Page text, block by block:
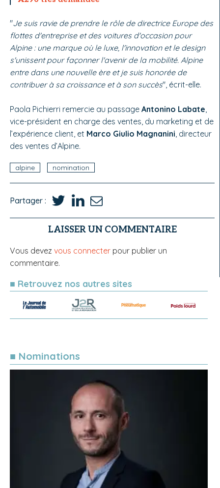
"Je suis ravie de prendre le rôle de directrice Europe des
flottes d'entreprise et des voitures d'occasion pour
Alpine : une marque où le luxe, l'innovation et le design
s'unissent pour façonner l'avenir de la mobilité. Alpine
entre dans une nouvelle ère et je suis honorée de
contribuer à sa croissance et à son succès", écrit-elle.
Paola Pichierri remercie au passage Antonino Labate,
vice-président en charge des ventes, du marketing et de
l’expérience client, et Marco Giulio Magnanini, directeur
des ventes d’Alpine.
alpine nomination
Partager :
LAISSER UN COMMENTAIRE
Vous devez vous connecter pour publier un
commentaire.
■ Retrouvez nos autres sites
■ Nominations